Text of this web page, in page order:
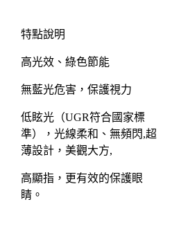
特點說明
高光效、綠色節能
無藍光危害，保護視力
低眩光（UGR符合國家標
準），光線柔和、無頻閃,超
薄設計，美觀大方,
高顯指，更有效的保護眼
睛。